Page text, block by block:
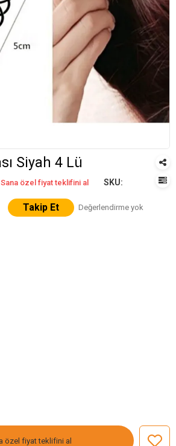
Siyah 4 Lü
özel fiyat teklifini al SKU:
Takip Et Değerlendirme yok
özel fiyat teklifini al